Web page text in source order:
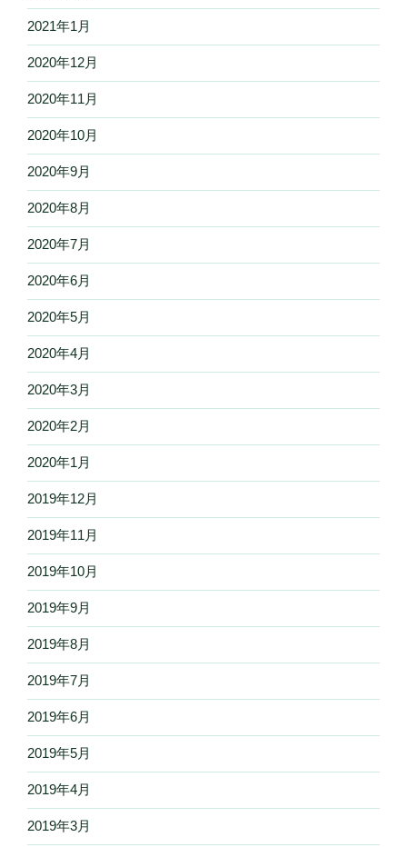
2021年1月
2020年12月
2020年11月
2020年10月
2020年9月
2020年8月
2020年7月
2020年6月
2020年5月
2020年4月
2020年3月
2020年2月
2020年1月
2019年12月
2019年11月
2019年10月
2019年9月
2019年8月
2019年7月
2019年6月
2019年5月
2019年4月
2019年3月